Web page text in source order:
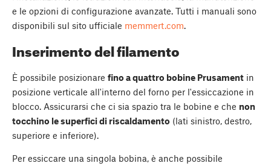
e le opzioni di configurazione avanzate. Tutti i manuali sono
disponibili sul sito ufficiale memmert.com.
Inserimento del filamento
È possibile posizionare fino a quattro bobine Prusament in
posizione verticale all'interno del forno per l'essiccazione in
blocco. Assicurarsi che ci sia spazio tra le bobine e che non
tocchino le superfici di riscaldamento (lati sinistro, destro,
superiore e inferiore).
Per essiccare una singola bobina, è anche possibile